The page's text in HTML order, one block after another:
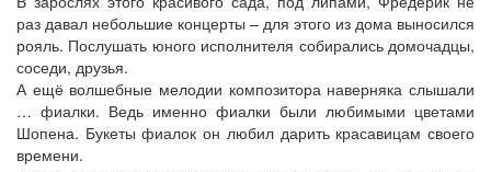
раз давал небольшие концерты – для этого из дома выносился
рояль. Послушать юного исполнителя собирались домочадцы,
соседи, друзья.
А ещё волшебные мелодии композитора наверняка слышали
… фиалки. Ведь именно фиалки были любимыми цветами
Шопена. Букеты фиалок он любил дарить красавицам своего
времени.